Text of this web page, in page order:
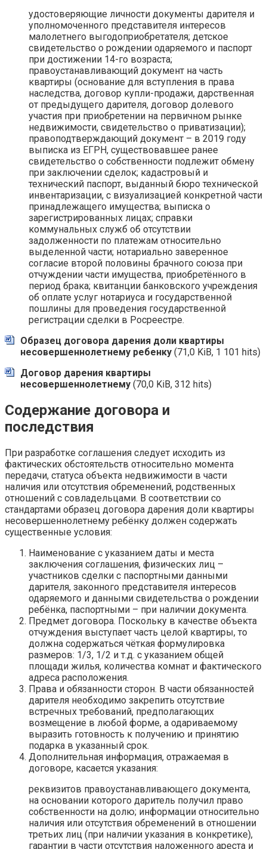
удостоверяющие личности документы дарителя и
уполномоченного представителя интересов
малолетнего выгодоприобретателя; детское
свидетельство о рождении одаряемого и паспорт
при достижении 14-го возраста;
правоустанавливающий документ на часть
квартиры (основание для вступления в права
наследства, договор купли-продажи, дарственная
от предыдущего дарителя, договор долевого
участия при приобретении на первичном рынке
недвижимости, свидетельство о приватизации);
правоподтверждающий документ – в 2019 году
выписка из ЕГРН, существовавшее ранее
свидетельство о собственности подлежит обмену
при заключении сделок; кадастровый и
технический паспорт, выданный бюро технической
инвентаризации, с визуализацией конкретной части
принадлежащего имущества; выписка о
зарегистрированных лицах; справки
коммунальных служб об отсутствии
задолженности по платежам относительно
выделенной части; нотариально заверенное
согласие второй половины брачного союза при
отчуждении части имущества, приобретённого в
период брака; квитанции банковского учреждения
об оплате услуг нотариуса и государственной
пошлины для проведения государственной
регистрации сделки в Росреестре.
Образец договора дарения доли квартиры
несовершеннолетнему ребенку (71,0 KiB, 1 101 hits)
Договор дарения квартиры
несовершеннолетнему (70,0 KiB, 312 hits)
Содержание договора и
последствия
При разработке соглашения следует исходить из
фактических обстоятельств относительно момента
передачи, статуса объекта недвижимости в части
наличия или отсутствия обременений, родственных
отношений с совладельцами. В соответствии со
стандартами образец договора дарения доли квартиры
несовершеннолетнему ребёнку должен содержать
существенные условия:
Наименование с указанием даты и места
заключения соглашения, физических лиц –
участников сделки с паспортными данными
дарителя, законного представителя интересов
одаряемого и данными свидетельства о рождении
ребёнка, паспортными – при наличии документа.
Предмет договора. Поскольку в качестве объекта
отчуждения выступает часть целой квартиры, то
должна содержаться чёткая формулировка
размеров: 1/3, 1/2 и т.д. с указанием общей
площади жилья, количества комнат и фактического
адреса расположения.
Права и обязанности сторон. В части обязанностей
дарителя необходимо закрепить отсутствие
встречных требований, предполагающих
возмещение в любой форме, а одариваемому
выразить готовность к получению и принятию
подарка в указанный срок.
Дополнительная информация, отражаемая в
договоре, касается указания:
реквизитов правоустанавливающего документа,
на основании которого даритель получил право
собственности на долю; информации относительно
наличия или отсутствия обременений в отношении
третьих лиц (при наличии указания в конкретике),
гарантии в части отсутствия наложенного ареста и